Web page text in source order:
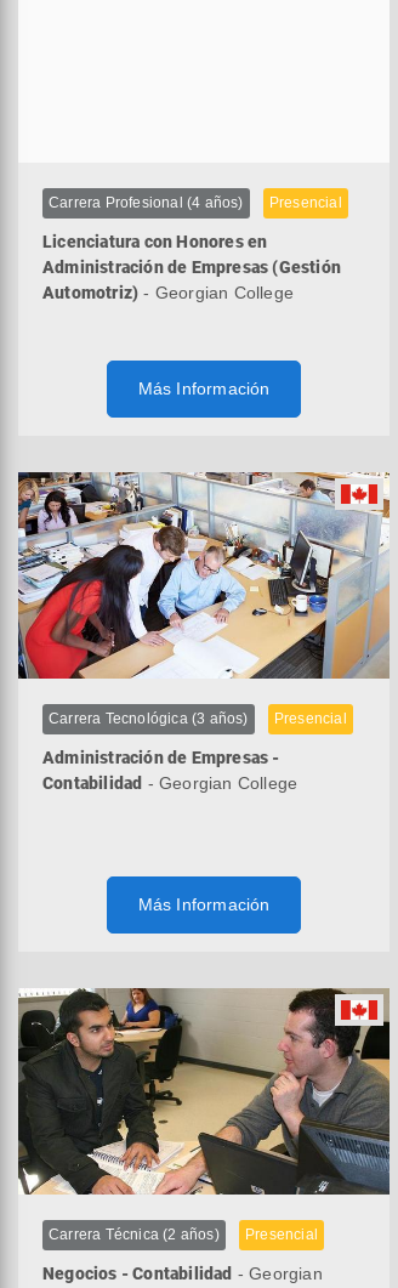
Carrera Profesional (4 años) Presencial
Licenciatura con Honores en
Administración de Empresas (Gestión
Automotriz) - Georgian College
Más Información
Carrera Tecnológica (3 años) Presencial
Administración de Empresas -
Contabilidad - Georgian College
Más Información
Carrera Técnica (2 años) Presencial
Negocios - Contabilidad - Georgian